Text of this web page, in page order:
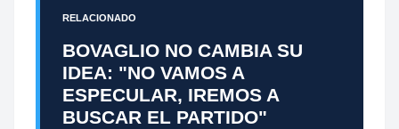
RELACIONADO
BOVAGLIO NO CAMBIA SU
IDEA: "NO VAMOS A
ESPECULAR, IREMOS A
BUSCAR EL PARTIDO"